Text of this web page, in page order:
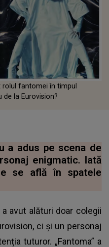
fantomei în timpul
de la Eurovision?
a adus pe scena de
enigmatic. Iată
se află în spatele
avut alături doar colegii
ci și un personaj
tuturor. „Fantoma” a